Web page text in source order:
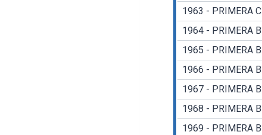
1963 - PRIMERA C
1964 - PRIMERA B
1965 - PRIMERA B
1966 - PRIMERA B
1967 - PRIMERA B
1968 - PRIMERA B
1969 - PRIMERA B